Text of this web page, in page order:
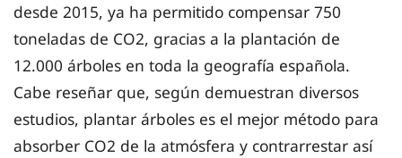
desde 2015, ya ha permitido compensar 750
toneladas de CO2, gracias a la plantación de
12.000 árboles en toda la geografía española.
Cabe reseñar que, según demuestran diversos
estudios, plantar árboles es el mejor método para
absorber CO2 de la atmósfera y contrarrestar así